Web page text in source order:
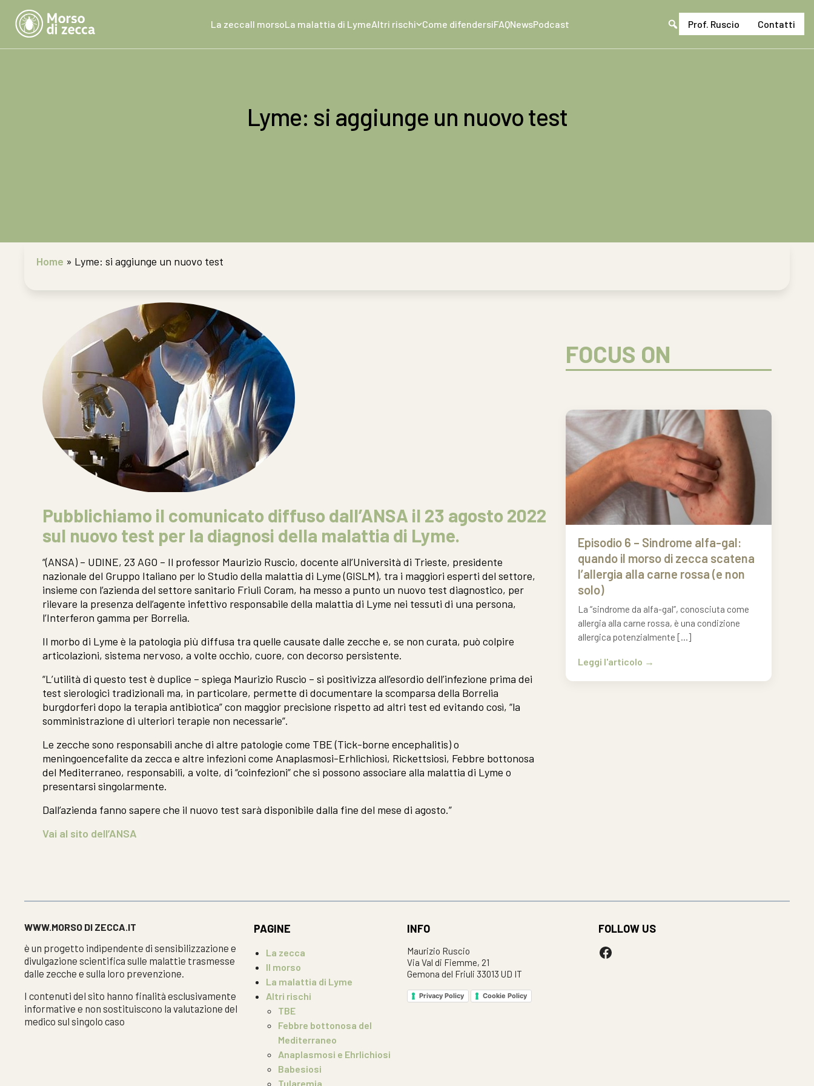
La zeccaIl morsoLa malattia di LymeAltri rischi Come difendersiFAQNewsPodcast Prof. Ruscio Contatti
Lyme: si aggiunge un nuovo test
Home » Lyme: si aggiunge un nuovo test
Pubblichiamo il comunicato diffuso dall’ANSA il 23 agosto 2022
sul nuovo test per la diagnosi della malattia di Lyme.
“(ANSA) – UDINE, 23 AGO – Il professor Maurizio Ruscio, docente all’Università di Trieste, presidente
nazionale del Gruppo Italiano per lo Studio della malattia di Lyme (GISLM), tra i maggiori esperti del settore,
insieme con l’azienda del settore sanitario Friuli Coram, ha messo a punto un nuovo test diagnostico, per
rilevare la presenza dell’agente infettivo responsabile della malattia di Lyme nei tessuti di una persona,
l’Interferon gamma per Borrelia.
Il morbo di Lyme è la patologia più diffusa tra quelle causate dalle zecche e, se non curata, può colpire
articolazioni, sistema nervoso, a volte occhio, cuore, con decorso persistente.
“L’utilità di questo test è duplice – spiega Maurizio Ruscio – si positivizza all’esordio dell’infezione prima dei
test sierologici tradizionali ma, in particolare, permette di documentare la scomparsa della Borrelia
burgdorferi dopo la terapia antibiotica” con maggior precisione rispetto ad altri test ed evitando così, “la
somministrazione di ulteriori terapie non necessarie”.
Le zecche sono responsabili anche di altre patologie come TBE (Tick-borne encephalitis) o
meningoencefalite da zecca e altre infezioni come Anaplasmosi-Erhlichiosi, Rickettsiosi, Febbre bottonosa
del Mediterraneo, responsabili, a volte, di “coinfezioni” che si possono associare alla malattia di Lyme o
presentarsi singolarmente.
Dall’azienda fanno sapere che il nuovo test sarà disponibile dalla fine del mese di agosto.”
Vai al sito dell’ANSA
FOCUS ON
Episodio 6 – Sindrome alfa-gal:
quando il morso di zecca scatena
l’allergia alla carne rossa (e non
solo)
La “sindrome da alfa-gal”, conosciuta come
allergia alla carne rossa, è una condizione
allergica potenzialmente […]
Leggi l'articolo
WWW.MORSO DI ZECCA.IT
è un progetto indipendente di sensibilizzazione e
divulgazione scientifica sulle malattie trasmesse
dalle zecche e sulla loro prevenzione.
I contenuti del sito hanno finalità esclusivamente
informative e non sostituiscono la valutazione del
medico sul singolo caso
PAGINE
La zecca
Il morso
La malattia di Lyme
Altri rischi
TBE
Febbre bottonosa del
Mediterraneo
Anaplasmosi e Ehrlichiosi
Babesiosi
Tularemia
INFO
Maurizio Ruscio
Via Val di Fiemme, 21
Gemona del Friuli 33013 UD IT
Privacy Policy Cookie Policy
FOLLOW US
Facebook